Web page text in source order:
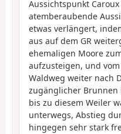
Aussichtspunkt
atemberaubende
etwas verlängert,
aus auf dem GR
ehemaligen Moore
aufzusteigen, und
Waldweg weiter nach
zugänglicher Brunnen
bis zu diesem Weiler
unterwegs, Abstieg
hingegen sehr stark